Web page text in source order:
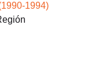
1994)